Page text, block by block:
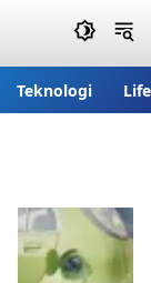
Teknologi